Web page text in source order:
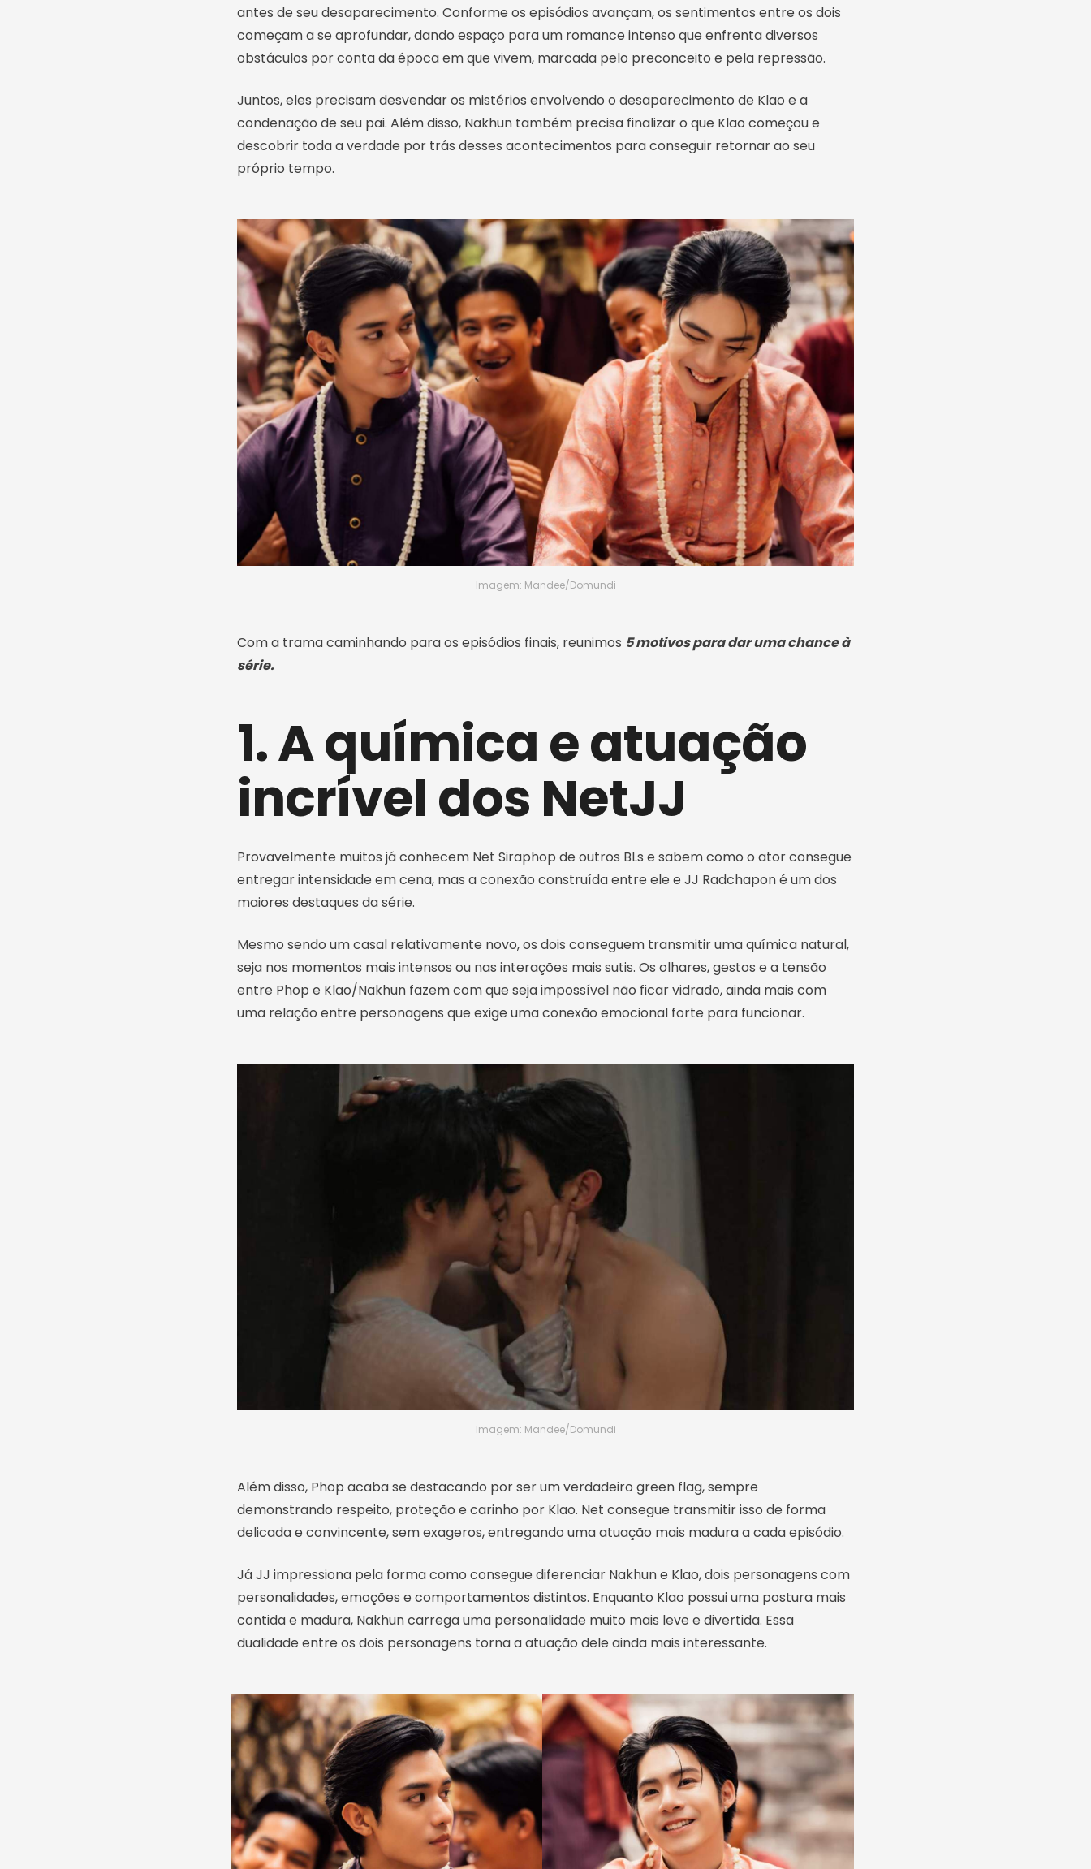
antes de seu desaparecimento. Conforme os episódios avançam, os sentimentos entre os dois
começam a se aprofundar, dando espaço para um romance intenso que enfrenta diversos
obstáculos por conta da época em que vivem, marcada pelo preconceito e pela repressão.
Juntos, eles precisam desvendar os mistérios envolvendo o desaparecimento de Klao e a
condenação de seu pai. Além disso, Nakhun também precisa finalizar o que Klao começou e
descobrir toda a verdade por trás desses acontecimentos para conseguir retornar ao seu
próprio tempo.
Imagem: Mandee/Domundi
Com a trama caminhando para os episódios finais, reunimos 5 motivos para dar uma chance à
série.
1. A química e atuação
incrível dos NetJJ
Provavelmente muitos já conhecem Net Siraphop de outros BLs e sabem como o ator consegue
entregar intensidade em cena, mas a conexão construída entre ele e JJ Radchapon é um dos
maiores destaques da série.
Mesmo sendo um casal relativamente novo, os dois conseguem transmitir uma química natural,
seja nos momentos mais intensos ou nas interações mais sutis. Os olhares, gestos e a tensão
entre Phop e Klao/Nakhun fazem com que seja impossível não ficar vidrado, ainda mais com
uma relação entre personagens que exige uma conexão emocional forte para funcionar.
Imagem: Mandee/Domundi
Além disso, Phop acaba se destacando por ser um verdadeiro green flag, sempre
demonstrando respeito, proteção e carinho por Klao. Net consegue transmitir isso de forma
delicada e convincente, sem exageros, entregando uma atuação mais madura a cada episódio.
Já JJ impressiona pela forma como consegue diferenciar Nakhun e Klao, dois personagens com
personalidades, emoções e comportamentos distintos. Enquanto Klao possui uma postura mais
contida e madura, Nakhun carrega uma personalidade muito mais leve e divertida. Essa
dualidade entre os dois personagens torna a atuação dele ainda mais interessante.